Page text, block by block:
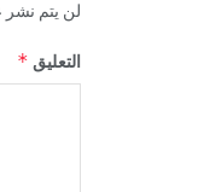
لن يتم نشر
التعليق *